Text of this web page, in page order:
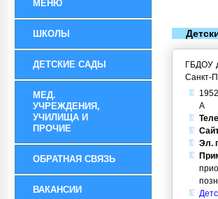
МЕНЮ
ШКОЛЫ
ДЕТСКИЕ САДЫ
МЕД.
УЧРЕЖДЕНИЯ,
УЧИЛИЩА И
ПРОЧИЕ
ОБРАТНАЯ СВЯЗЬ
ВАКАНСИИ
ГБДОУ
Санкт-
А
Эл.